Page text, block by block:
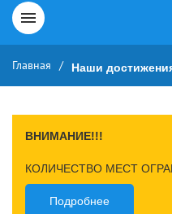
Главная / Наши
ВНИМАНИЕ!!!
КОЛИЧЕСТВО МЕСТ
Подробнее